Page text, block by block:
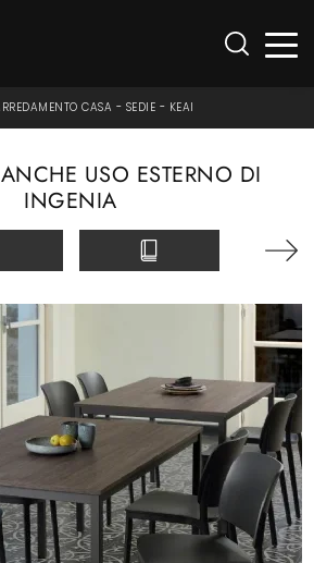
CASA - SEDIE - KEAI
USO ESTERNO DI
INGENIA